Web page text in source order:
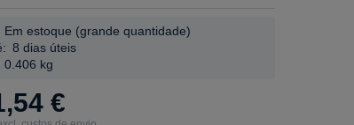
Em estoque (grande quantidade)
8 dias úteis
0.406 kg
€